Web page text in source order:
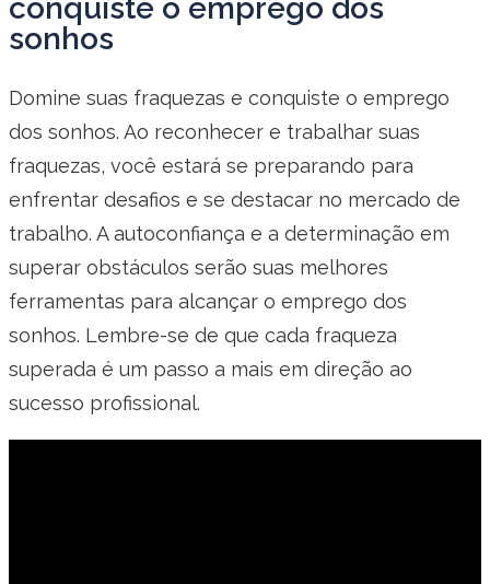
conquiste o emprego dos
sonhos
Domine suas fraquezas e conquiste o emprego
dos sonhos. Ao reconhecer e trabalhar suas
fraquezas, você estará se preparando para
enfrentar desafios e se destacar no mercado de
trabalho. A autoconfiança e a determinação em
superar obstáculos serão suas melhores
ferramentas para alcançar o emprego dos
sonhos. Lembre-se de que cada fraqueza
superada é um passo a mais em direção ao
sucesso profissional.